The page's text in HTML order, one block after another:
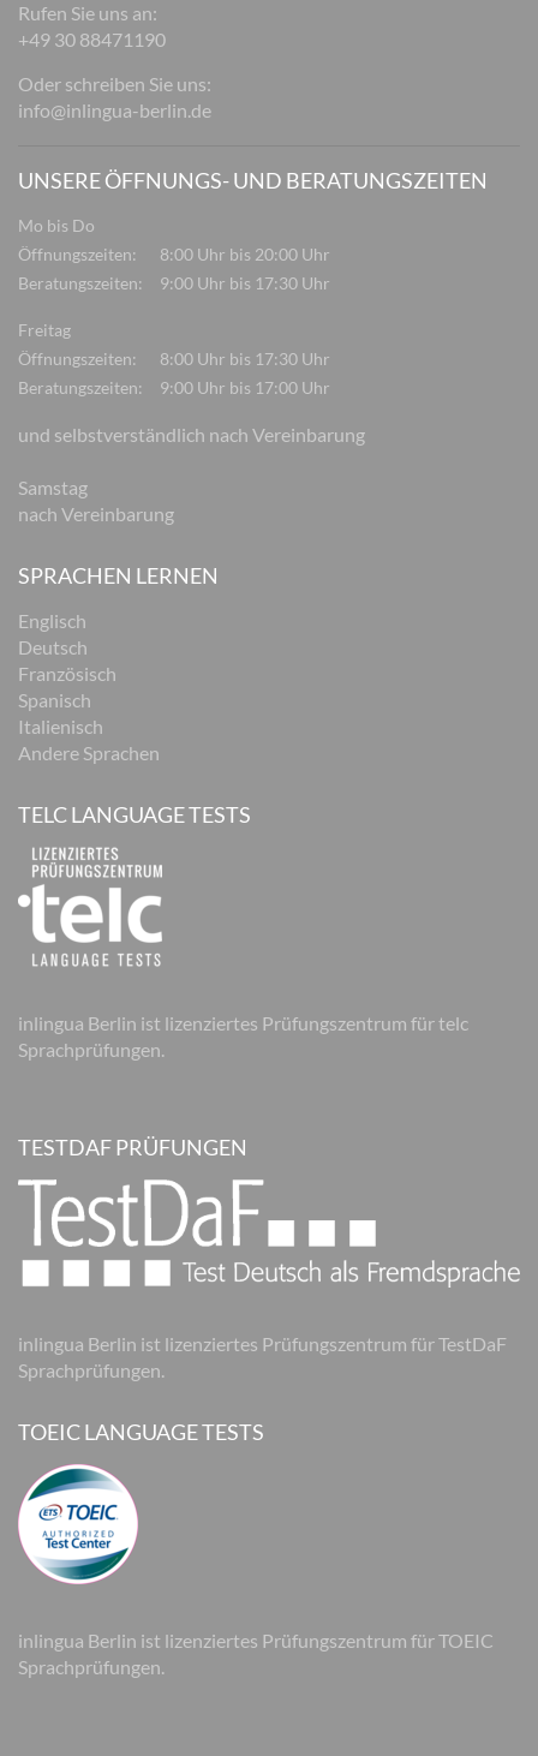
Rufen Sie uns an:
+49 30 88471190
Oder schreiben Sie uns:
info@inlingua-berlin.de
UNSERE ÖFFNUNGS- UND BERATUNGSZEITEN
Mo bis Do
Öffnungszeiten:
8:00 Uhr bis 20:00 Uhr
Beratungszeiten:
9:00 Uhr bis 17:30 Uhr
Freitag
Öffnungszeiten:
8:00 Uhr bis 17:30 Uhr
Beratungszeiten:
9:00 Uhr bis 17:00 Uhr
und selbstverständlich nach Vereinbarung
Samstag
nach Vereinbarung
SPRACHEN LERNEN
Englisch
Deutsch
Französisch
Spanisch
Italienisch
Andere Sprachen
TELC LANGUAGE TESTS
inlingua Berlin ist lizenziertes Prüfungszentrum für telc
Sprachprüfungen.
TESTDAF PRÜFUNGEN
inlingua Berlin ist lizenziertes Prüfungszentrum für TestDaF
Sprachprüfungen.
TOEIC LANGUAGE TESTS
inlingua Berlin ist lizenziertes Prüfungszentrum für TOEIC
Sprachprüfungen.